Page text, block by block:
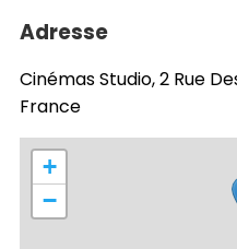
Adresse
Cinémas Studio, 2 Rue
France
+
−